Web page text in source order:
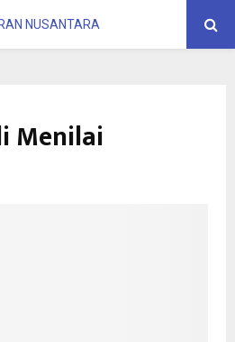
Menilai